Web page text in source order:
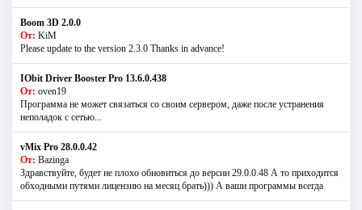
Boom 3D 2.0.0
От: KiM
Please update to the version 2.3.0 Thanks in advance!
IObit Driver Booster Pro 13.6.0.438
От: oven19
Программа не может связаться со своим сервером, даже после устранения
неполадок с сетью...
vMix Pro 28.0.0.42
От: Bazinga
Здравствуйте, будет не плохо обновиться до версии 29.0.0.48 А то приходится
обходными путями лицензию на месяц брать))) А ваши программы всегда